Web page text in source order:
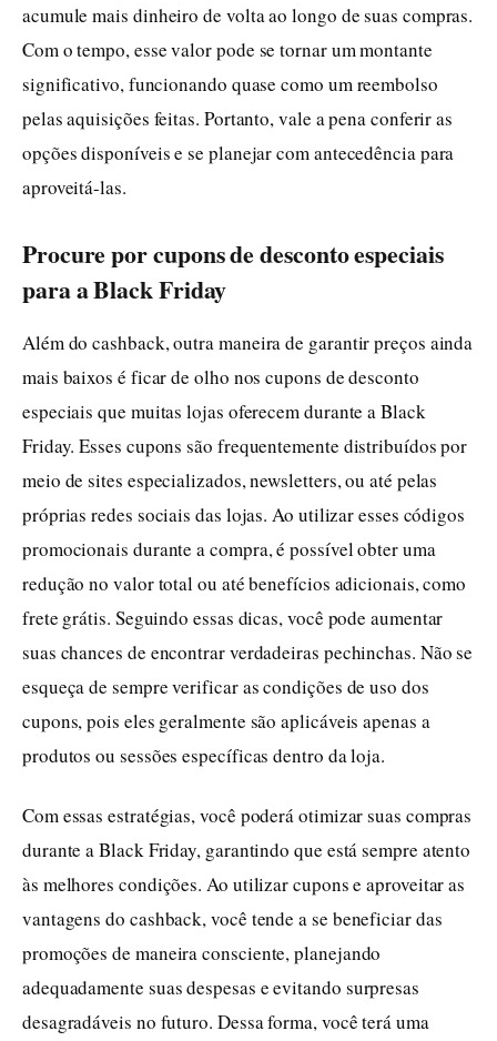
acumule mais dinheiro de volta ao longo de suas compras.
Com o tempo, esse valor pode se tornar um montante
significativo, funcionando quase como um reembolso
pelas aquisições feitas. Portanto, vale a pena conferir as
opções disponíveis e se planejar com antecedência para
aproveitá-las.
Procure por cupons de desconto especiais
para a Black Friday
Além do cashback, outra maneira de garantir preços ainda
mais baixos é ficar de olho nos cupons de desconto
especiais que muitas lojas oferecem durante a Black
Friday. Esses cupons são frequentemente distribuídos por
meio de sites especializados, newsletters, ou até pelas
próprias redes sociais das lojas. Ao utilizar esses códigos
promocionais durante a compra, é possível obter uma
redução no valor total ou até benefícios adicionais, como
frete grátis. Seguindo essas dicas, você pode aumentar
suas chances de encontrar verdadeiras pechinchas. Não se
esqueça de sempre verificar as condições de uso dos
cupons, pois eles geralmente são aplicáveis apenas a
produtos ou sessões específicas dentro da loja.
Com essas estratégias, você poderá otimizar suas compras
durante a Black Friday, garantindo que está sempre atento
às melhores condições. Ao utilizar cupons e aproveitar as
vantagens do cashback, você tende a se beneficiar das
promoções de maneira consciente, planejando
adequadamente suas despesas e evitando surpresas
desagradáveis no futuro. Dessa forma, você terá uma